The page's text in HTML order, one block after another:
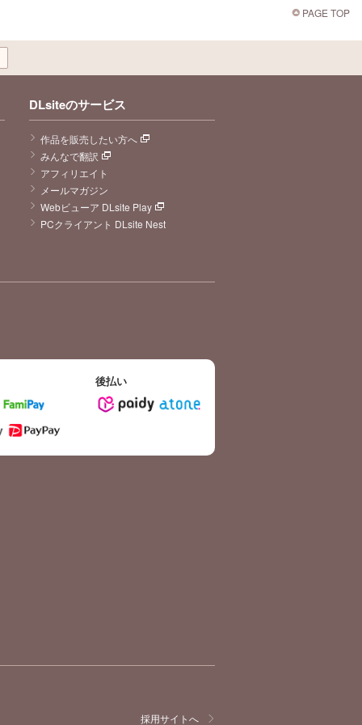
PAGE TOP
DLsiteのサービス
作品を販売したい方へ
みんなで翻訳
アフィリエイト
メールマガジン
Webビューア DLsite Play
PCクライアント DLsite Nest
後払い
採用サイトへ